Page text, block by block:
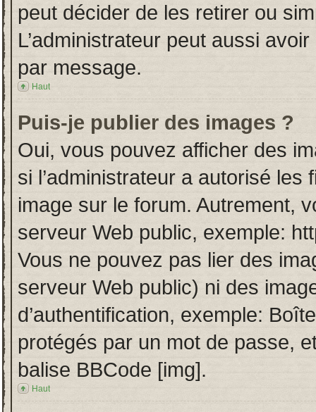
peut décider de les retirer ou
L’administrateur peut aussi
par message.
Haut
Puis-je publier des images ?
Oui, vous pouvez afficher des
si l’administrateur a autorisé
image sur le forum. Autrement,
serveur Web public, exemple:
Vous ne pouvez pas lier des
serveur Web public) ni des
d’authentification, exemple:
protégés par un mot de passe,
balise BBCode [img].
Haut